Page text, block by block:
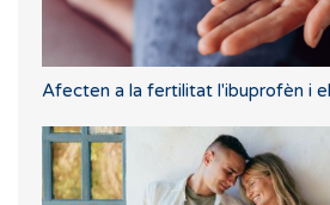
Afecten a la fertilitat l'ibuprofèn i